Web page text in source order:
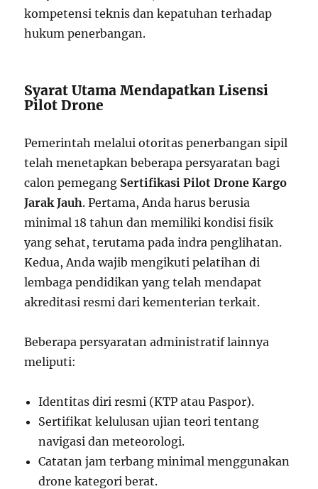
kompetensi teknis dan kepatuhan terhadap
hukum penerbangan.
Syarat Utama Mendapatkan Lisensi
Pilot Drone
Pemerintah melalui otoritas penerbangan sipil
telah menetapkan beberapa persyaratan bagi
calon pemegang Sertifikasi Pilot Drone Kargo
Jarak Jauh. Pertama, Anda harus berusia
minimal 18 tahun dan memiliki kondisi fisik
yang sehat, terutama pada indra penglihatan.
Kedua, Anda wajib mengikuti pelatihan di
lembaga pendidikan yang telah mendapat
akreditasi resmi dari kementerian terkait.
Beberapa persyaratan administratif lainnya
meliputi:
Identitas diri resmi (KTP atau Paspor).
Sertifikat kelulusan ujian teori tentang
navigasi dan meteorologi.
Catatan jam terbang minimal menggunakan
drone kategori berat.